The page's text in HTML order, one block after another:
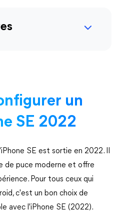
un
SE 2022
SE est sortie en 2022. Il
de puce moderne et offre
Pour tous ceux qui
c'est un bon choix de
avec l'iPhone SE (2022).